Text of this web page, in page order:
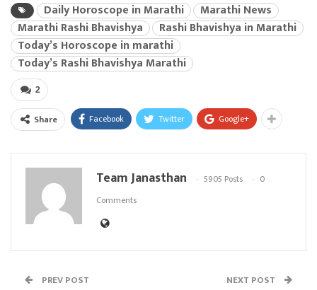
Daily Horoscope in Marathi
Marathi News
Marathi Rashi Bhavishya
Rashi Bhavishya in Marathi
Today’s Horoscope in marathi
Today’s Rashi Bhavishya Marathi
2
Share Facebook Twitter Google+
Team Janasthan 5905 Posts
0
Comments
PREV POST NEXT POST